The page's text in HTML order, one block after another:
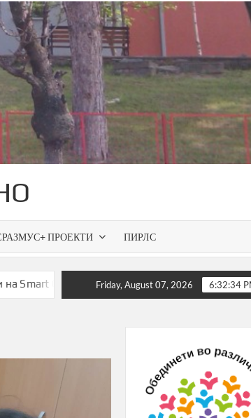
ПРОЕКТИ ПИРЛС
Spaces – презентирана одобрената
Friday, August 07, 2026 6:32:35